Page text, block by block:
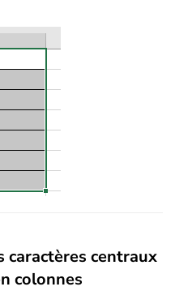
caractères centraux
colonnes